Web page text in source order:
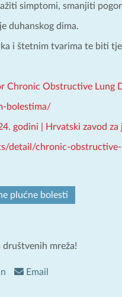
simptomi, smanjiti
duhanskog dima.
i štetnim tvarima te biti
Obstructive Lung
bolestima/
godini | Hrvatski zavod
chronic-obstructive-
plućne bolesti
mreža!
Email